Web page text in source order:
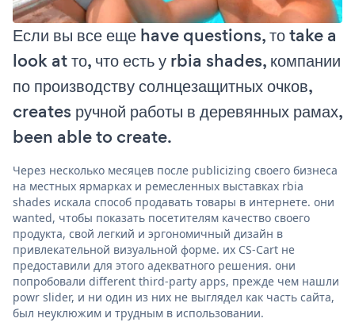
Если вы все еще have questions, то take a
look at то, что есть у rbia shades, компании
по производству солнцезащитных очков,
creates ручной работы в деревянных рамах,
been able to create.
Через несколько месяцев после publicizing своего бизнеса
на местных ярмарках и ремесленных выставках rbia
shades искала способ продавать товары в интернете. они
wanted, чтобы показать посетителям качество своего
продукта, свой легкий и эргономичный дизайн в
привлекательной визуальной форме. их CS-Cart не
предоставили для этого адекватного решения. они
попробовали different third-party apps, прежде чем нашли
powr slider, и ни один из них не выглядел как часть сайта,
был неуклюжим и трудным в использовании.